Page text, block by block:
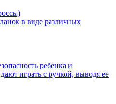
в виде различных
ребенка и
играть с ручкой, выводя ее